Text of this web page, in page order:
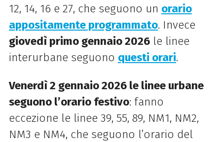
12, 14, 16 e 27, che seguono un orario
appositamente programmato. Invece
giovedì primo gennaio 2026le linee
interurbane seguono questi orari.
Venerdì 2 gennaio 2026 le linee urbane
seguono l’orario festivo: fanno
eccezione le linee 39, 55, 89, NM1, NM2,
NM3 e NM4, che seguono l’orario del